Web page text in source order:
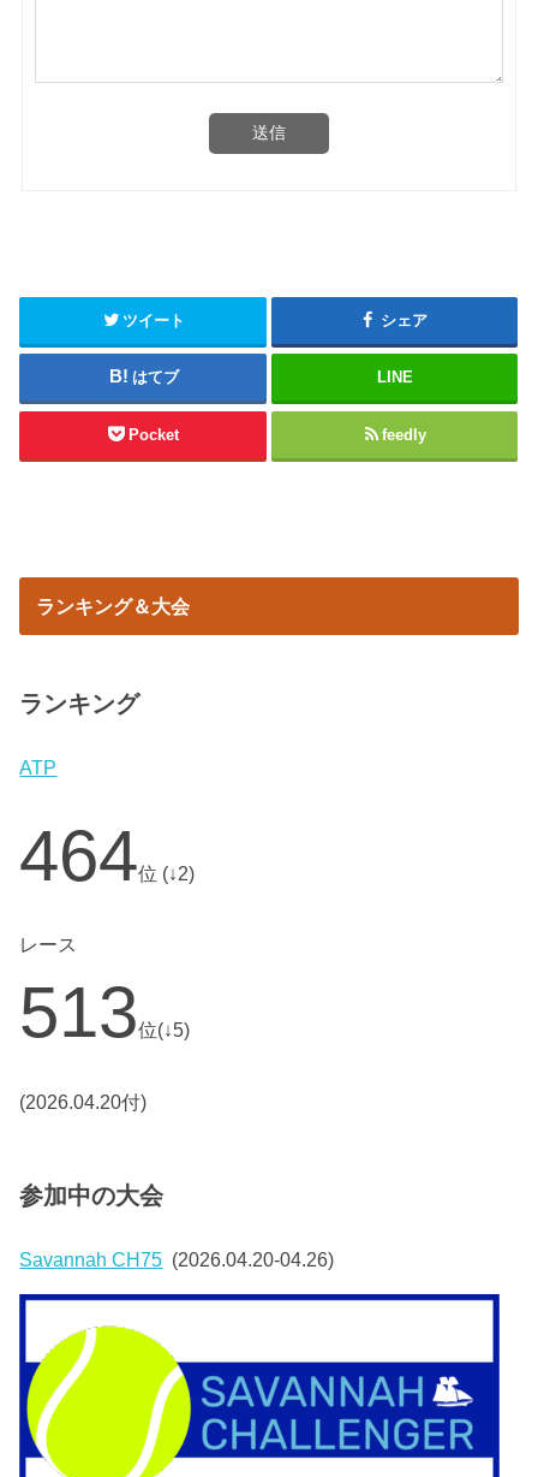
送信
ツイート シェア
はてブ LINE
Pocket feedly
ランキング＆大会
ランキング
ATP
464位 (↓2)
レース
513位(↓5)
(2026.04.20付)
参加中の大会
Savannah CH75 (2026.04.20-04.26)